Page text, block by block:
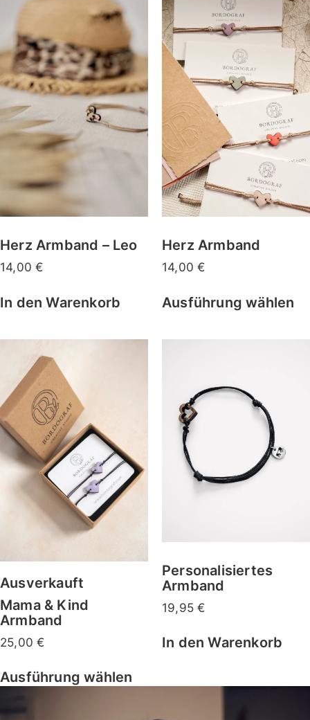
Herz Armband – Leo
14,00€
In den Warenkorb
Herz Armband
14,00€
Ausführung wählen
Ausverkauft
Mama & Kind
Armband
25,00€
Ausführung wählen
Personalisiertes
Armband
19,95€
In den Warenkorb